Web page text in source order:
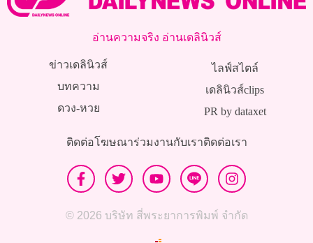
อ่านความจริง อ่านเดลินิวส์
ข่าวเดลินิวส์
บทความ
ดวง-หวย
ไลฟ์สไตล์
เดลินิวส์clips
PR by dataxet
ติดต่อโฆษณาร่วมงานกับเราติดต่อเรา
© 2026 บริษัท สี่พระยาการพิมพ์ จำกัด